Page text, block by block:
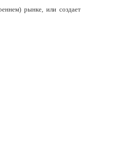
рынке, или создает